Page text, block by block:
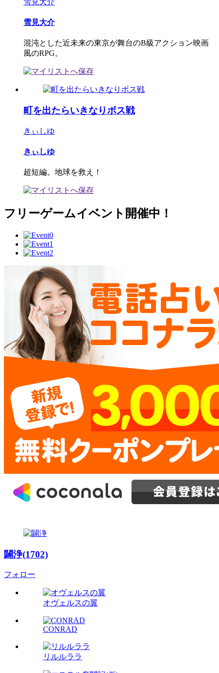
雪見大介
混沌とした近未来の東京が舞台のB級アクション映画
風のRPG。
町を出たらいきなりボス戦
きぃしゆ
きぃしゆ
超短編。地球を救え！
フリーゲームイベント開催中！
闢浄(1702)
フォロー
オヴェルスの翼
CONRAD
リルルララ